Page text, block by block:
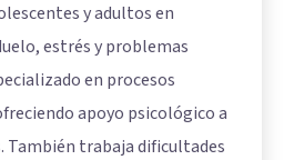
y adultos en
estrés y problemas
en procesos
apoyo psicológico a
También trabaja dificultades